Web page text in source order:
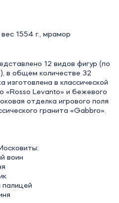
1554 г., мрамор
12 видов фигур (по
в общем количестве 32
в классической
«Rosso Levanto» и бежевого
отделка игрового поля
гранита «Gabbro».
воин